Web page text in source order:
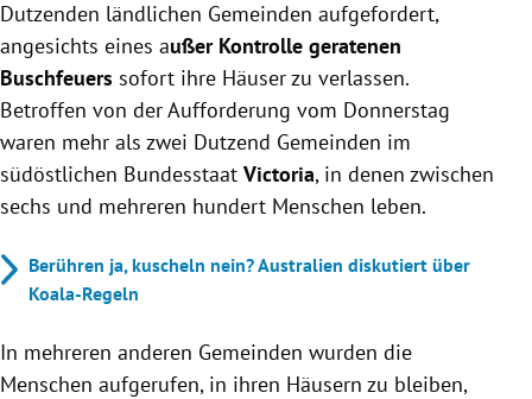
Dutzenden ländlichen Gemeinden aufgefordert,
angesichts eines außer Kontrolle geratenen
Buschfeuers sofort ihre Häuser zu verlassen.
Betroffen von der Aufforderung vom Donnerstag
waren mehr als zwei Dutzend Gemeinden im
südöstlichen Bundesstaat Victoria, in denen zwischen
sechs und mehreren hundert Menschen leben.
Berühren ja, kuscheln nein? Australien diskutiert über
Koala-Regeln
In mehreren anderen Gemeinden wurden die
Menschen aufgerufen, in ihren Häusern zu bleiben,